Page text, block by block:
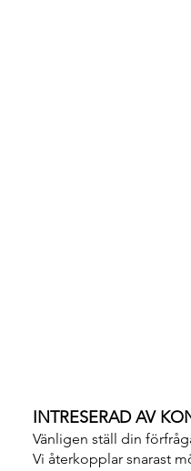
INTRESERAD AV
Vänligen ställ din
Vi återkopplar snarast